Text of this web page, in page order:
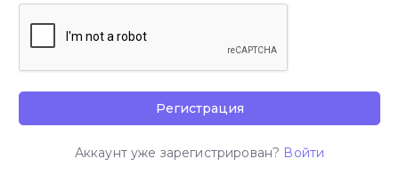
Регистрация
Аккаунт уже зарегистрирован? Войти